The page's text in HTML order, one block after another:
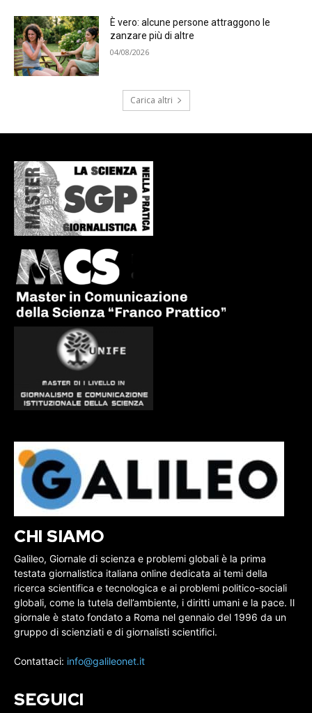
È vero: alcune persone attraggono le
zanzare più di altre
04/08/2026
Carica altri
CHI SIAMO
Galileo, Giornale di scienza e problemi globali è la prima
testata giornalistica italiana online dedicata ai temi della
ricerca scientifica e tecnologica e ai problemi politico-sociali
globali, come la tutela dell’ambiente, i diritti umani e la pace. Il
giornale è stato fondato a Roma nel gennaio del 1996 da un
gruppo di scienziati e di giornalisti scientifici.
Contattaci: info@galileonet.it
SEGUICI